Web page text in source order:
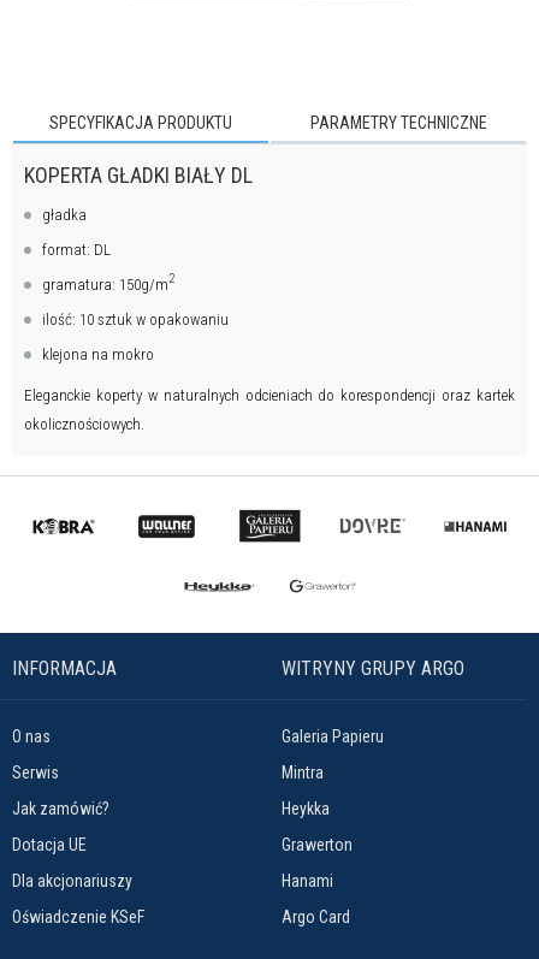
SPECYFIKACJA PRODUKTU PARAMETRY TECHNICZNE
KOPERTA GŁADKI BIAŁY DL
gładka
format: DL
gramatura: 150g/m2
ilość: 10 sztuk w opakowaniu
klejona na mokro
Eleganckie koperty w naturalnych odcieniach do korespondencji oraz kartek
okolicznościowych.
INFORMACJA
O nas
Serwis
Jak zamówić?
Dotacja UE
Dla akcjonariuszy
Oświadczenie KSeF
WITRYNY GRUPY ARGO
Galeria Papieru
Mintra
Heykka
Grawerton
Hanami
Argo Card